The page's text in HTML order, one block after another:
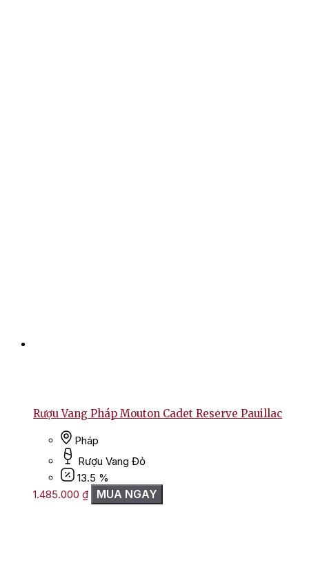
Rượu Vang Pháp Mouton Cadet Reserve Pauillac
Pháp
Rượu Vang Đỏ
13.5 %
1.485.000 ₫ MUA NGAY